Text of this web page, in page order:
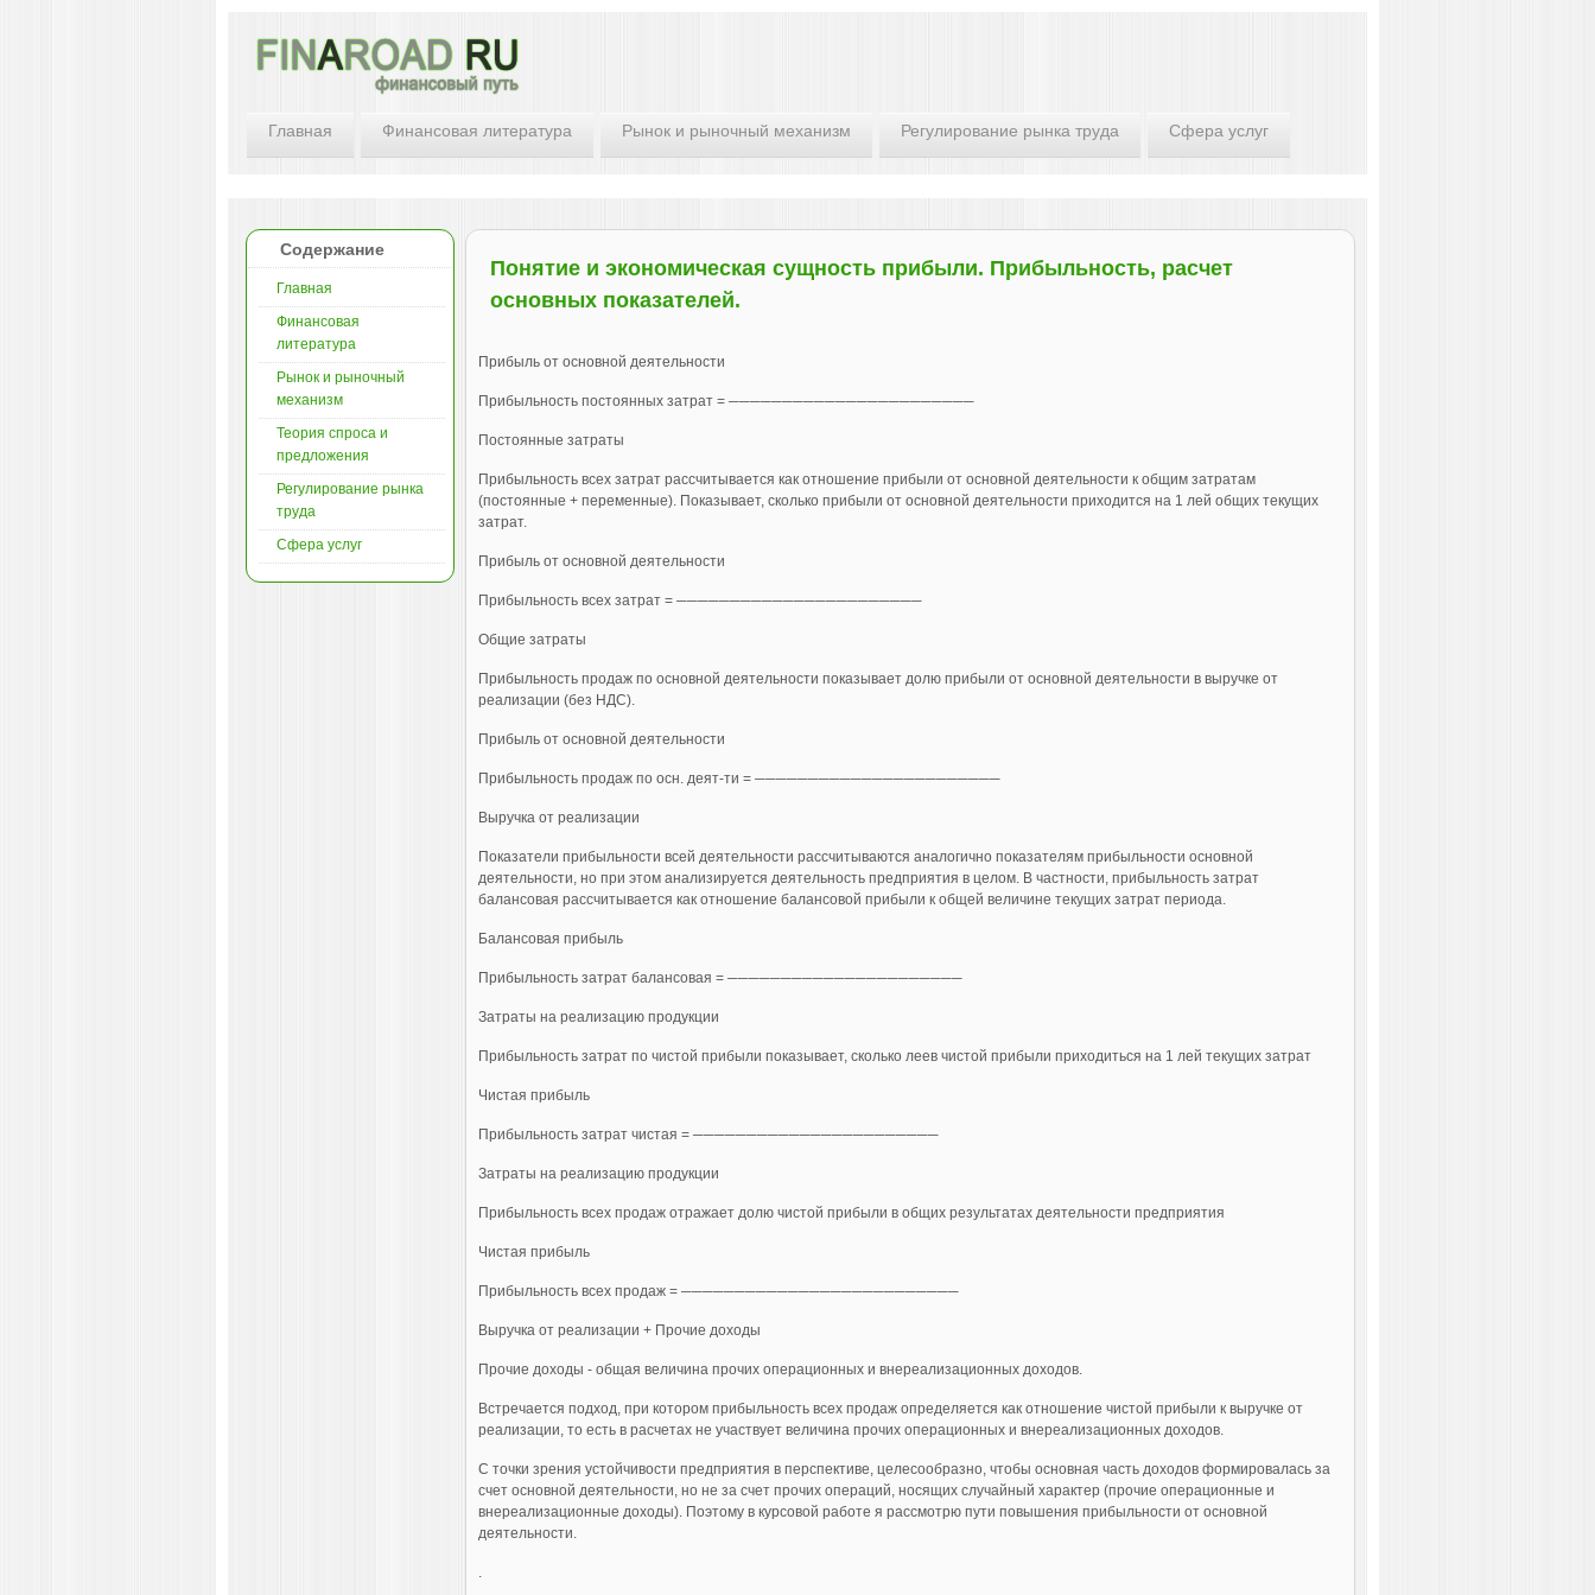
Главная Финансовая литература Рынок и рыночный механизм Регулирование рынка труда Сфера услуг
Понятие и экономическая сущность прибыли. Прибыльность, расчет
основных показателей.
Прибыль от основной деятельности
Прибыльность постоянных затрат = ───────────────────────
Постоянные затраты
Прибыльность всех затрат рассчитывается как отношение прибыли от основной деятельности к общим затратам
(постоянные + переменные). Показывает, сколько прибыли от основной деятельности приходится на 1 лей общих текущих
затрат.
Прибыль от основной деятельности
Прибыльность всех затрат = ───────────────────────
Общие затраты
Прибыльность продаж по основной деятельности показывает долю прибыли от основной деятельности в выручке от
реализации (без НДС).
Прибыль от основной деятельности
Прибыльность продаж по осн. деят-ти = ───────────────────────
Выручка от реализации
Показатели прибыльности всей деятельности рассчитываются аналогично показателям прибыльности основной
деятельности, но при этом анализируется деятельность предприятия в целом. В частности, прибыльность затрат
балансовая рассчитывается как отношение балансовой прибыли к общей величине текущих затрат периода.
Балансовая прибыль
Прибыльность затрат балансовая = ──────────────────────
Затраты на реализацию продукции
Прибыльность затрат по чистой прибыли показывает, сколько леев чистой прибыли приходиться на 1 лей текущих затрат
Чистая прибыль
Прибыльность затрат чистая = ───────────────────────
Затраты на реализацию продукции
Прибыльность всех продаж отражает долю чистой прибыли в общих результатах деятельности предприятия
Чистая прибыль
Прибыльность всех продаж = ──────────────────────────
Выручка от реализации + Прочие доходы
Прочие доходы - общая величина прочих операционных и внереализационных доходов.
Встречается подход, при котором прибыльность всех продаж определяется как отношение чистой прибыли к выручке от
реализации, то есть в расчетах не участвует величина прочих операционных и внереализационных доходов.
С точки зрения устойчивости предприятия в перспективе, целесообразно, чтобы основная часть доходов формировалась за
счет основной деятельности, но не за счет прочих операций, носящих случайный характер (прочие операционные и
внереализационные доходы). Поэтому в курсовой работе я рассмотрю пути повышения прибыльности от основной
деятельности.
.
Содержание
Главная
Финансовая
литература
Рынок и рыночный
механизм
Теория спроса и
предложения
Регулирование рынка
труда
Сфера услуг